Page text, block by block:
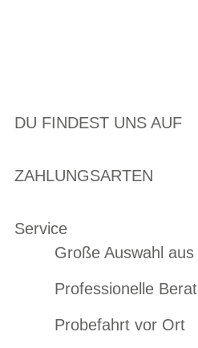
DU FINDEST UNS AUF
ZAHLUNGSARTEN
Service
Große Auswahl
Professionelle
Probefahrt vor Ort